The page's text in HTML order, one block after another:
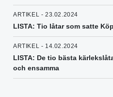
ARTIKEL - 23.02.2024
LISTA: Tio låtar som satte
ARTIKEL - 14.02.2024
LISTA: De tio bästa
och ensamma